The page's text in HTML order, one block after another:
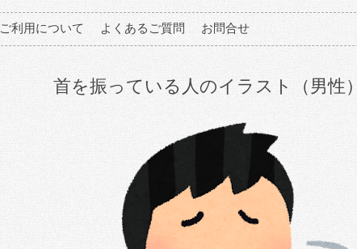
ご利用について よくあるご質問 お問合せ
首を振っている人のイラスト（男性